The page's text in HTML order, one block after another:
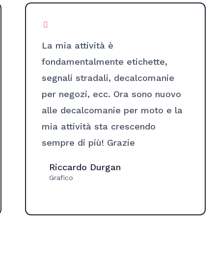
La mia attività è
fondamentalmente etichette,
segnali stradali, decalcomanie
per negozi, ecc. Ora sono nuovo
alle decalcomanie per moto e la
mia attività sta crescendo
sempre di più! Grazie
Riccardo Durgan
Grafico